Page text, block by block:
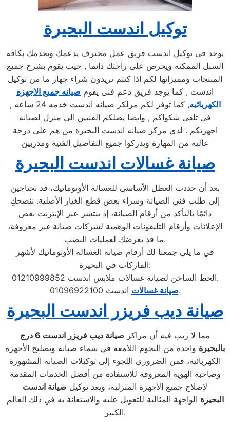
توكيل اندست البحيرة
يوجد فى توكيل اندست فريق عمل محترف يدعمك ويخدمك بكافه
السبل الممكنه ويحرص على راحتك دائما , حيث يقوم بشرح جميع
المنتجات ومميزاتها لكم اذا كنتم تريدون شراء جهاز ما من توكيل
اندست , كما يوجد فريق دعم فنى يقوم صيانه جميع الاجهزه
الكهربائيه
, كما توفر لكم مرلكز صيانه اندست خدمه 24 ساعه ,
فى تلقى شكواكم , وايضا يصلكم الفنيين الى منزل لصيانه
اجهزتكم . لدي مركز صيانه اندست البحيرة من هم علي درجة
عاليه من المهارة ويدركوا جميع التفاصيل الفنية ومدربين
صيانة غسالات اندست البحيرة
بعد أن حددت العطل الأساسي للغسالة الأوتوماتيك، قد تحتاجين
إلى طلب فني الصيانة وشراء بعض قطع الغيار الأصلية. ننصحكِ
دائمًا بالتأكد من أرقام الصيانة، إذ ينتشر عبر الإنترنت بعض
الإعلانات وأرقام التليفونات الوهمية لشركات صيانة غير معروفة،
ما قد يعرضك لعمليات النصب.
في ما يلي جمعنا لك أرقام صيانة الغسالة الأوتوماتيك لأشهر
الماركات في البحيرة:
الخط الساخن لصيانة غسالات ملابس اندست 01210999852.
صيانة غسالاتاندست 01096922100.
صيانة ديب فريزر اندست البحيرة
مما لا ريب فيه أن مراكز صيانة ديب فريزر اندست
درج
بالبحيرة واحدة من النجوم اللامعة في سماء صيانة وتصليح الأجهزة
الكهربائية، فمن الضروري اللجوء إلى توكيلات الصيانة المشهورة
وصاحبة الهوية المعروفة للاستفادة من أفضل الخدمات المقدمة
لإصلاح جميع الأجهزة المنزلية، ويعد توكيل صيانة اندست
البحيرة الواجهة المثالية للتعويل عليه والاستعانة به في ذلك العالم
الكبير.